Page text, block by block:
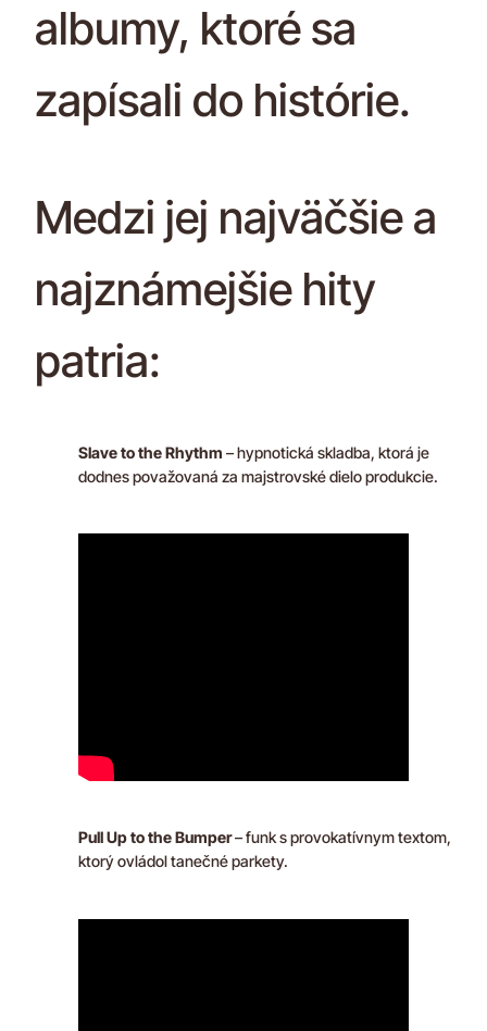
albumy, ktoré sa
zapísali do histórie.
Medzi jej najväčšie a
najznámejšie hity
patria:
Slave to the Rhythm – hypnotická skladba, ktorá je
dodnes považovaná za majstrovské dielo produkcie.
Pull Up to the Bumper– funk s provokatívnym textom,
ktorý ovládol tanečné parkety.